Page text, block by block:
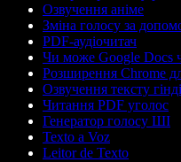
Озвучення аніме
Зміна голосу за
PDF-аудіочитач
Чи може Google Docs
Розширення Chrome
Озвучення тексту гінді
Читання PDF уголос
Генератор голосу ШІ
Texto a Voz
Leitor de Texto